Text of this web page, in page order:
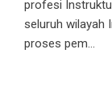
profesi
seluruh wilayah
proses pem...